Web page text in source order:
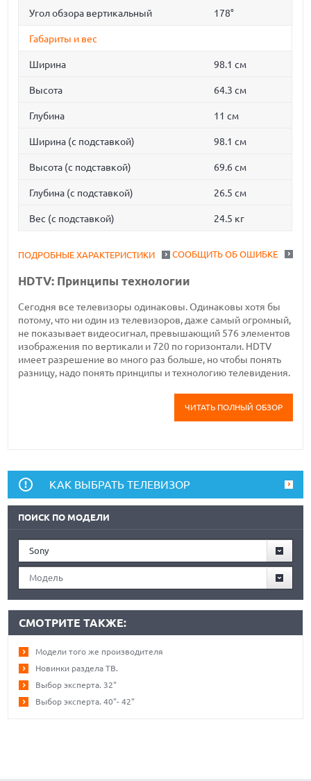
Угол обзора вертикальный 178°
Габариты и вес
Ширина 98.1 см
Высота 64.3 см
Глубина 11 см
Ширина (с подставкой) 98.1 см
Высота (с подставкой) 69.6 см
Глубина (с подставкой) 26.5 см
Вес (с подставкой) 24.5 кг
СООБЩИТЬ ОБ ОШИБКЕ
ПОДРОБНЫЕ ХАРАКТЕРИСТИКИ
HDTV: Принципы технологии
Сегодня все телевизоры одинаковы. Одинаковы хотя бы
потому, что ни один из телевизоров, даже самый огромный,
не показывает видеосигнал, превышающий 576 элементов
изображения по вертикали и 720 по горизонтали. HDTV
имеет разрешение во много раз больше, но чтобы понять
разницу, надо понять принципы и технологию телевидения.
ЧИТАТЬ ПОЛНЫЙ ОБЗОР
КАК ВЫБРАТЬ ТЕЛЕВИЗОР
ПОИСК ПО МОДЕЛИ
Sony
Модель
СМОТРИТЕ ТАКЖЕ:
Модели того же производителя
Новинки раздела ТВ.
Выбор эксперта. 32"
Выбор эксперта. 40"- 42"